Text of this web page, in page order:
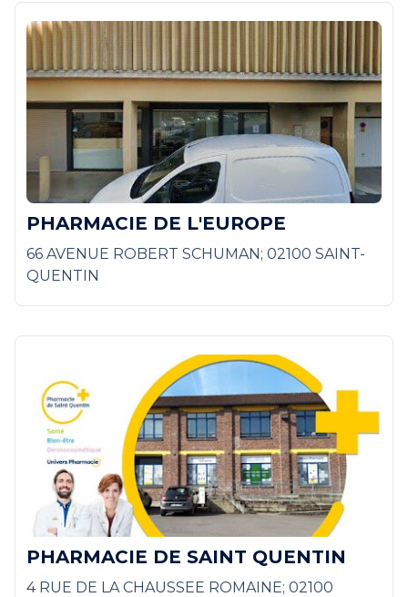
PHARMACIE DE L'EUROPE
66 AVENUE ROBERT SCHUMAN; 02100 SAINT-
QUENTIN
PHARMACIE DE SAINT QUENTIN
4 RUE DE LA CHAUSSEE ROMAINE; 02100